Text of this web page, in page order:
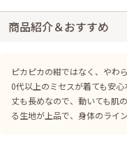
商品紹介＆おすすめ
ピカピカの紺ではなく、やわ
0代以上のミセスが着ても安心
丈も長めなので、動いても肌
る生地が上品で、身体のライ